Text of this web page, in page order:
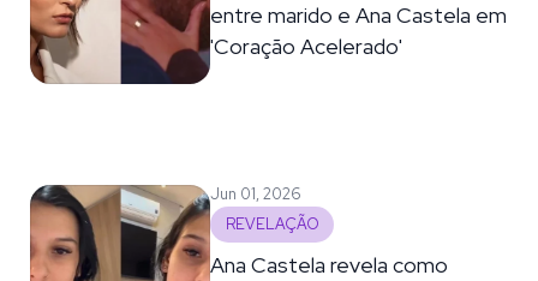
entre marido e Ana Castela em
'Coração Acelerado'
Jun 01, 2026
REVELAÇÃO
Ana Castela revela como